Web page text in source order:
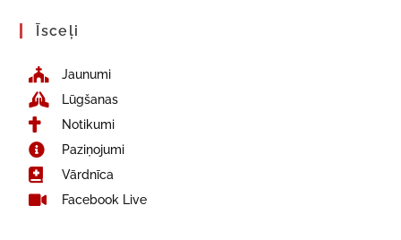
Īsceļi
Jaunumi
Lūgšanas
Notikumi
Paziņojumi
Vārdnīca
Facebook Live